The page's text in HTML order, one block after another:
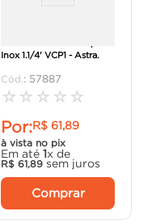
Inox 1.1/4' VCP1 - Astra.
: 57887
☆ ☆ ☆ ☆ ☆
Por:R$ 61,89
à vista no pix
Em até 1x de
R$ 61,89 sem juros
Comprar